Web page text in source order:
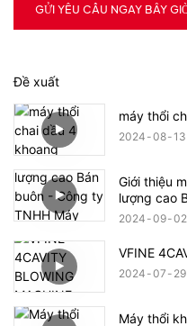
GỬI YÊU CẦU NGAY BÂY
Đề xuất
máy thổi
2024 08 13
Giới thiệu
lượng cao
móc
2024 09 02
VFINE
2024 07 29
Máy thổi